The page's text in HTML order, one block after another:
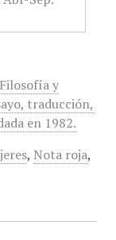
y
traducción,
en 1982.
, Nota roja,